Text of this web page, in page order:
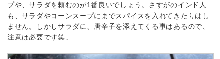
プや、サラダを頼むのが1番良いでしょう。さすがのインド人
も、サラダやコーンスープにまでスパイスを入れてきたりはし
ません。しかしサラダに、唐辛子を添えてくる事はあるので、
注意は必要です笑。